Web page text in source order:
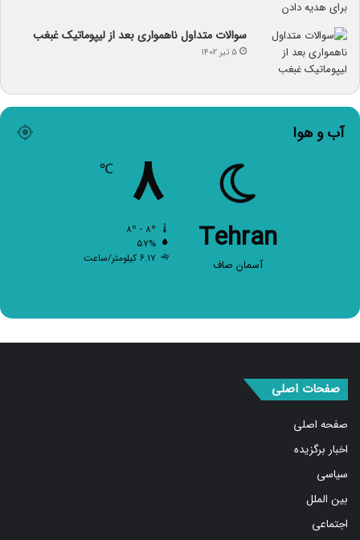
سوالات متداول ناهمواری بعد از لیپوماتیک غبغب
۵ تیر ۱۴۰۲
آب و هوا
Tehran
آسمان صاف
۸ ℃
۵۷%
۶.۱۷ کیلومتر/ساعت
صفحات اصلی
صفحه اصلی
اخبار برگزیده
سیاسی
بین الملل
اجتماعی